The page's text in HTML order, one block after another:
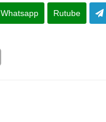
Whatsapp Rutube